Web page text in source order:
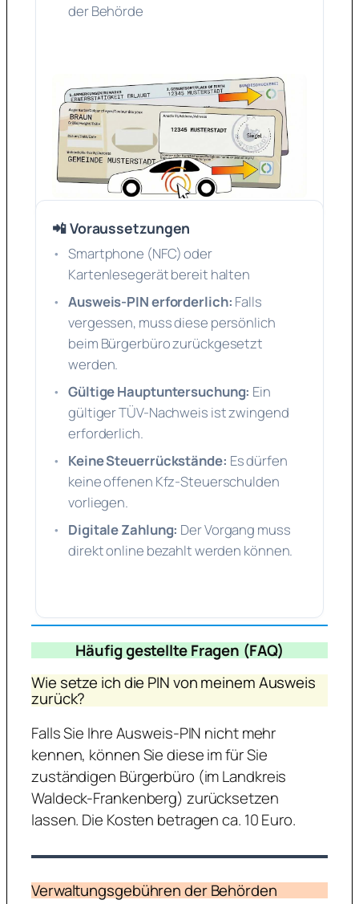
der Behörde
📲 Voraussetzungen
Smartphone (NFC) oder
Kartenlesegerät bereit halten
Ausweis-PIN erforderlich: Falls
vergessen, muss diese persönlich
beim Bürgerbüro zurückgesetzt
werden.
Gültige Hauptuntersuchung: Ein
gültiger TÜV-Nachweis ist zwingend
erforderlich.
Keine Steuerrückstände: Es dürfen
keine offenen Kfz-Steuerschulden
vorliegen.
Digitale Zahlung: Der Vorgang muss
direkt online bezahlt werden können.
Häufig gestellte Fragen (FAQ)
Wie setze ich die PIN von meinem Ausweis
zurück?
Falls Sie Ihre Ausweis-PIN nicht mehr
kennen, können Sie diese im für Sie
zuständigen Bürgerbüro (im Landkreis
Waldeck-Frankenberg) zurücksetzen
lassen. Die Kosten betragen ca. 10 Euro.
Verwaltungsgebühren der Behörden